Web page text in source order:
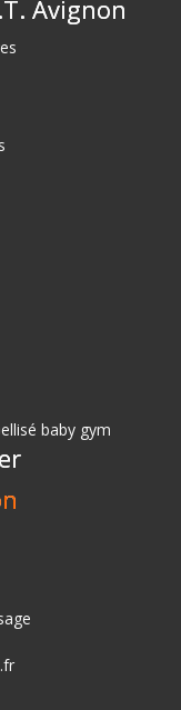
Avignon
baby gym